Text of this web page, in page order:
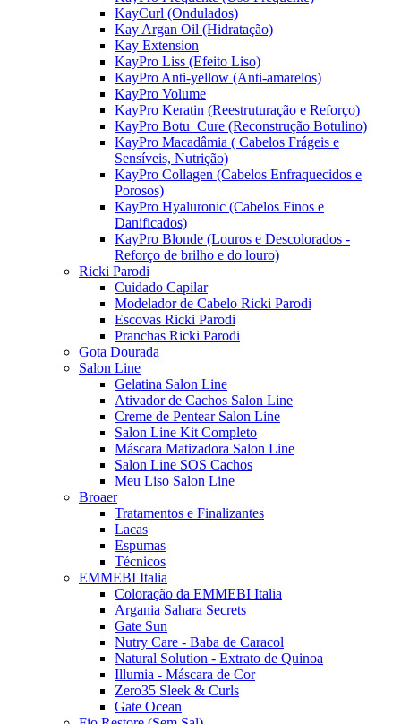
KayCurl (Ondulados)
Kay Argan Oil (Hidratação)
Kay Extension
KayPro Liss (Efeito Liso)
KayPro Anti-yellow (Anti-amarelos)
KayPro Volume
KayPro Keratin (Reestruturação e Reforço)
KayPro Botu_Cure (Reconstrução Botulino)
KayPro Macadâmia ( Cabelos Frágeis e
Sensíveis, Nutrição)
KayPro Collagen (Cabelos Enfraquecidos e
Porosos)
KayPro Hyaluronic (Cabelos Finos e
Danificados)
KayPro Blonde (Louros e Descolorados -
Reforço de brilho e do louro)
Ricki Parodi
Cuidado Capilar
Modelador de Cabelo Ricki Parodi
Escovas Ricki Parodi
Pranchas Ricki Parodi
Gota Dourada
Salon Line
Gelatina Salon Line
Ativador de Cachos Salon Line
Creme de Pentear Salon Line
Salon Line Kit Completo
Máscara Matizadora Salon Line
Salon Line SOS Cachos
Meu Liso Salon Line
Broaer
Tratamentos e Finalizantes
Lacas
Espumas
Técnicos
EMMEBI Italia
Coloração da EMMEBI Italia
Argania Sahara Secrets
Gate Sun
Nutry Care - Baba de Caracol
Natural Solution - Extrato de Quinoa
Illumia - Máscara de Cor
Zero35 Sleek & Curls
Gate Ocean